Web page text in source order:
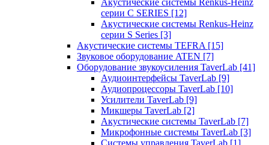
Акустические системы Renkus-Heinz
серии C SERIES [12]
Акустические системы Renkus-Heinz
серии S Series [3]
Акустические системы TEFRA [15]
Звуковое оборудование ATEN [7]
Оборудование звукоусиления TaverLab [41]
Аудиоинтерфейсы TaverLab [9]
Аудиопроцессоры TaverLab [10]
Усилители TaverLab [9]
Микшеры TaverLab [2]
Акустические системы TaverLab [7]
Микрофонные системы TaverLab [3]
Системы управления TaverLab [1]